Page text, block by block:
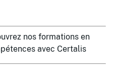
nos formations en
avec Certalis